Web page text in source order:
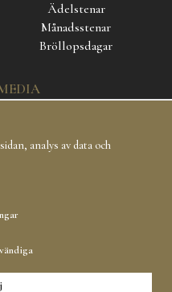
Ädelstenar
Månadsstenar
Bröllopsdagar
analys av data och